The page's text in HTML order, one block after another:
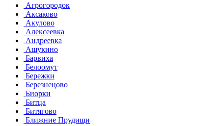
Агрогородок
Аксаково
Акулово
Алексеевка
Андреевка
Ашукино
Барвиха
Белоомут
Бережки
Березнецово
Биорки
Битца
Битягово
Ближние Прудищи